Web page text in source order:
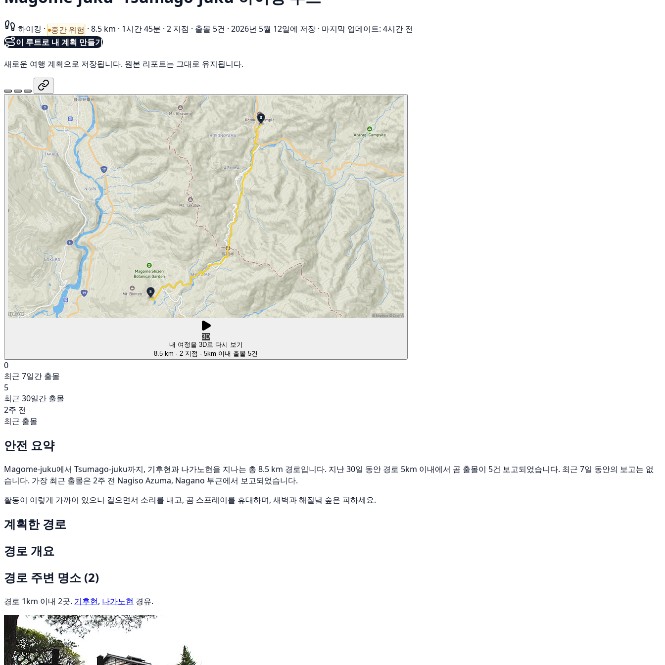
하이킹 · 중간 위험 · 8.5 km · 1시간 45분 · 2 지점 · 출몰 5건 · 2026년 5월 12일에 저장 · 마지막 업데이트: 4시간 전
이 루트로 내 계획 만들기
새로운 여행 계획으로 저장됩니다. 원본 리포트는 그대로 유지됩니다.
3D
내 여정을 3D로 다시 보기
8.5 km · 2 지점 · 5km 이내 출몰 5건
0
최근 7일간 출몰
5
최근 30일간 출몰
2주 전
최근 출몰
안전 요약
Magome-juku에서 Tsumago-juku까지, 기후현과 나가노현을 지나는 총 8.5 km 경로입니다. 지난 30일 동안 경로 5km 이내에서 곰 출몰이 5건 보고되었습니다. 최근 7일 동안의 보고는 없
습니다. 가장 최근 출몰은 2주 전 Nagiso Azuma, Nagano 부근에서 보고되었습니다.
활동이 이렇게 가까이 있으니 걸으면서 소리를 내고, 곰 스프레이를 휴대하며, 새벽과 해질녘 숲은 피하세요.
계획한 경로
경로 개요
경로 주변 명소 (2)
경로 1km 이내 2곳. 기후현, 나가노현 경유.